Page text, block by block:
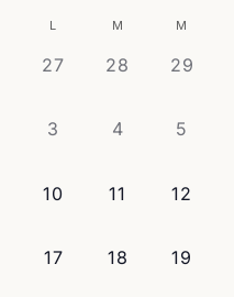
date.
Calendrier
de
Évènements
L M M
0
27
0
28
0
29
0
3
0
4
0
5
0
10
0
11
0
12
0
17
0
18
0
19